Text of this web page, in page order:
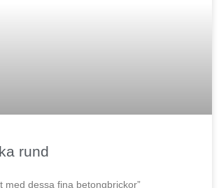
rund
med dessa fina betongbrickor”